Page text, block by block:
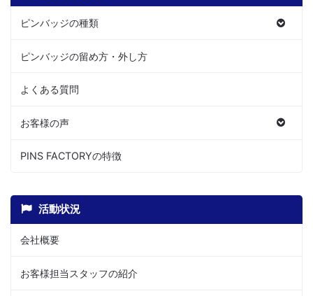
ピンバッジの種類
ピンバッジの留め方・外し方
よくある質問
お客様の声
PINS FACTORYの特徴
活動状況
会社概要
お客様担当スタッフの紹介